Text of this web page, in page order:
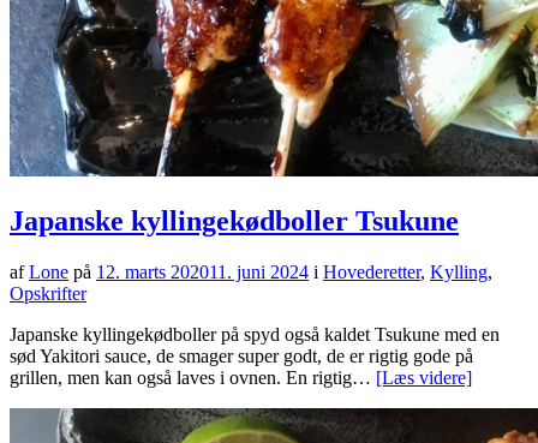
Japanske kyllingekødboller Tsukune
afLone på 12. marts 202011. juni 2024 i Hovederetter, Kylling,
Opskrifter
Japanske kyllingekødboller på spyd også kaldet Tsukune med en
sød Yakitori sauce, de smager super godt, de er rigtig gode på
grillen, men kan også laves i ovnen. En rigtig… [Læs videre]